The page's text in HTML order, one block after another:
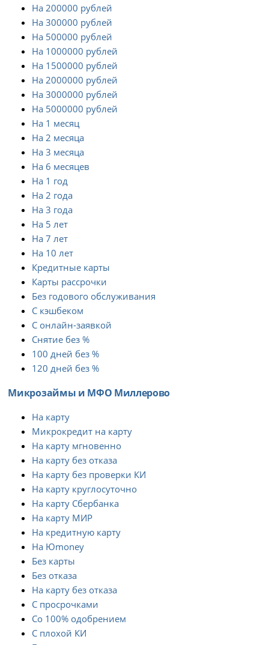
На 200000 рублей
На 300000 рублей
На 500000 рублей
На 1000000 рублей
На 1500000 рублей
На 2000000 рублей
На 3000000 рублей
На 5000000 рублей
На 1 месяц
На 2 месяца
На 3 месяца
На 6 месяцев
На 1 год
На 2 года
На 3 года
На 5 лет
На 7 лет
На 10 лет
Кредитные карты
Карты рассрочки
Без годового обслуживания
С кэшбеком
С онлайн-заявкой
Снятие без %
100 дней без %
120 дней без %
Микрозаймы и МФО Миллерово
На карту
Микрокредит на карту
На карту мгновенно
На карту без отказа
На карту без проверки КИ
На карту круглосуточно
На карту Сбербанка
На карту МИР
На кредитную карту
На Юmoney
Без карты
Без отказа
На карту без отказа
С просрочками
Со 100% одобрением
С плохой КИ